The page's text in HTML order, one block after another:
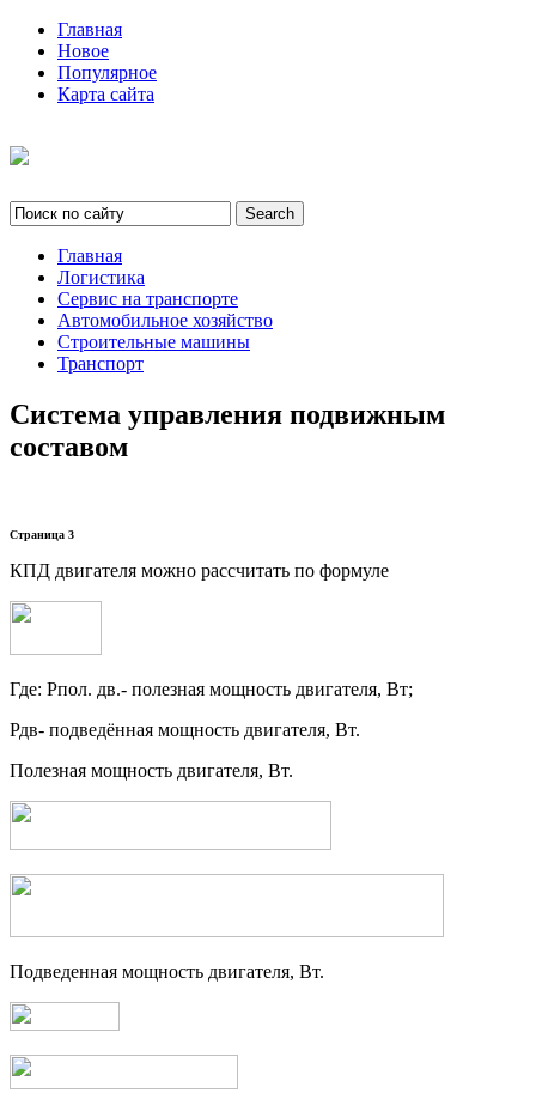
Главная
Новое
Популярное
Карта сайта
Главная
Логистика
Сервис на транспорте
Автомобильное хозяйство
Строительные машины
Транспорт
Система управления подвижным
составом
Страница 3
КПД двигателя можно рассчитать по формуле
Где: Рпол. дв.- полезная мощность двигателя, Вт;
Рдв- подведённая мощность двигателя, Вт.
Полезная мощность двигателя, Вт.
Подведенная мощность двигателя, Вт.